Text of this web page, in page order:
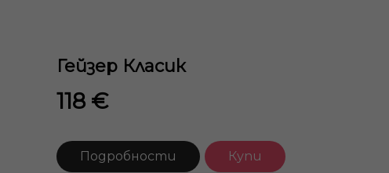
Гейзер Класик
118 €
Подробности Купи